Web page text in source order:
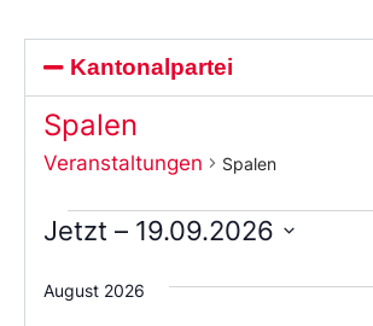
Kantonalpartei
Spalen
Veranstaltungen Spalen
Jetzt – 19.09.2026
Sie
das
August 2026